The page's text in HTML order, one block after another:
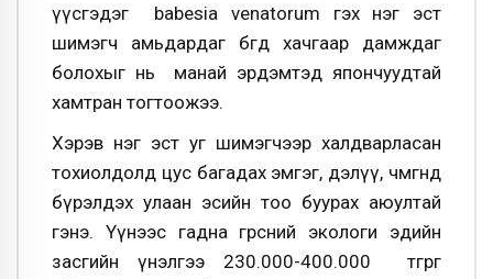
үүсгэдэг babesia venatorum гэх нэг эст
шимэгч амьдардаг бөгөөд хачгаар дамждаг
болохыг нь манай эрдэмтэд япончуудтай
хамтран тогтоожээ.
Хэрэв нэг эст уг шимэгчээр халдварласан
тохиолдолд цус багадах эмгэг, дэлүү, чөмгөнд
бүрэлдэх улаан эсийн тоо буурах аюултай
гэнэ. Үүнээс гадна гөрөөсний экологи эдийн
засгийн үнэлгээ 230.000-400.000 төгрөг